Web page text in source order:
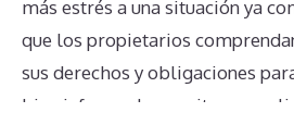
más estrés a una situación ya
que los propietarios
sus derechos y obligaciones
bien informadas y evitar